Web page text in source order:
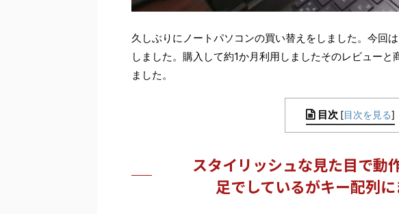
久しぶりにノートパソコンの買い替えをしました。今回
しました。購入して約1か月利用しましたそのレビュー
ました。
目次 [目次を見る]
スタイリッシュな見た目で動
足でしているがキー配列